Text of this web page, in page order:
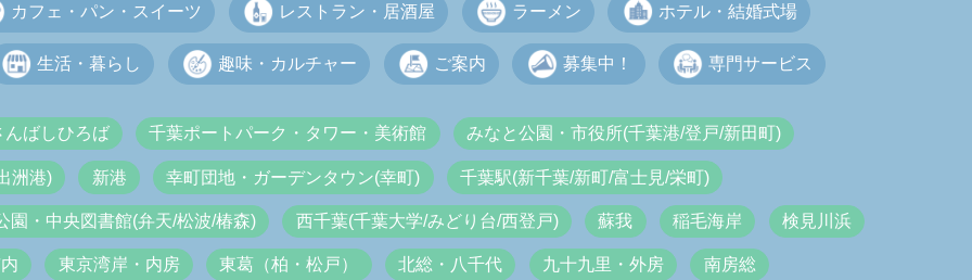
カフェ・パン・スイーツ レストラン・居酒屋 ラーメン ホテル・結婚式場
生活・暮らし 趣味・カルチャー ご案内 募集中！ 専門サービス
ばしひろば 千葉ポートパーク・タワー・美術館 みなと公園・市役所(千葉港/登戸/新田町)
洲港) 新港 幸町団地・ガーデンタウン(幸町) 千葉駅(新千葉/新町/富士見/栄町)
園・中央図書館(弁天/松波/椿森) 西千葉(千葉大学/みどり台/西登戸) 蘇我 稲毛海岸 検見川浜
東京湾岸・内房 東葛（柏・松戸） 北総・八千代 九十九里・外房 南房総